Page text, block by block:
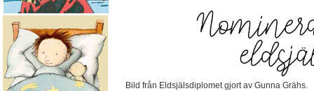
Bild från Eldsjälsdiplomet gjort av Gunna Grähs.